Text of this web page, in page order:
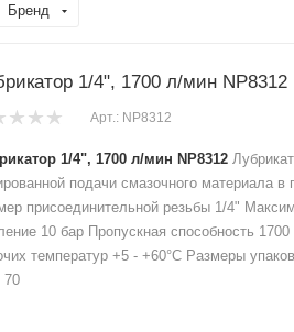
Бренд
1/4", 1700 л/мин NP8312
Арт.: NP8312
1/4", 1700 л/мин NP8312
подачи смазочного материала в
присоединительной резьбы 1/4"
10 бар Пропускная способность
температур +5 - +60°C Размеры
70